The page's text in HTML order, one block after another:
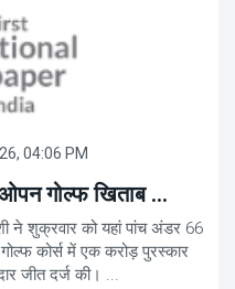
04:06 PM
गोल्फ खिताब ...
ने शुक्रवार को यहां पांच अंडर 66
कोर्स में एक करोड़ पुरस्कार
जीत दर्ज की। ...